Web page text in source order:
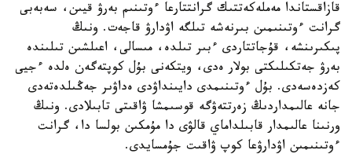
قازاقستاندا مەملەكەتتىك گرانتتارعا ءوتىنىم بەرۋ قيىن، سەبەبى
گرانت ءوتىنىمىن بىرنەشە تىلگە اۋدارۋ قاجەت. ونىڭ
پىكىرىنشە، قۇجاتتاردى ءبىر تىلدە، مىسالى، اعىلشىن تىلىندە
بەرۋ جەتكىلىكتى بولار ەدى، ويتكەنى بۇل كوپتەگەن ەلدە ءجيى
كەزدەسەدى. بۇل ءوتىنىمدى دايىنداۋدى ەداۋىر جەڭىلدەتەدى
جانە عالىمداردىڭ زەرتتەۋگە قوسىمشا ۋاقىتى تابىلادى. ونىڭ
ورنىنا عالىمدار قابىلداماي قالۋى دا مۇمكىن بولسا دا، گرانت
ءوتىنىمىن اۋدارۋعا كوپ ۋاقىت جۇمسايدى.